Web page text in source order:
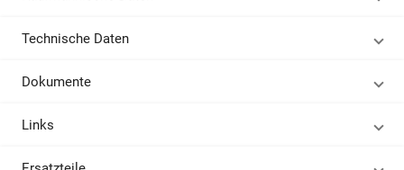
Technische Daten
Dokumente
Links